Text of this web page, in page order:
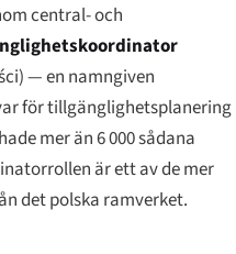
central- och
) — en namngiven
för tillgänglighetsplanering
mer än 6 000 sådana
är ett av de mer
det polska ramverket.